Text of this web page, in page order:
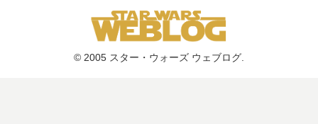
© 2005 スター・ウォーズ ウェブログ.